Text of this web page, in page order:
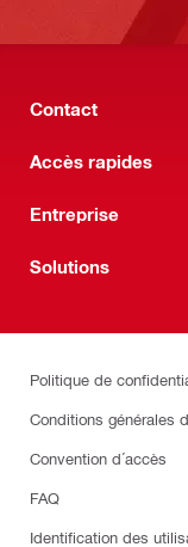
Contact
Accès rapides
Entreprise
Solutions
Politique de
Conditions générales
Convention d´accès
FAQ
Identification des